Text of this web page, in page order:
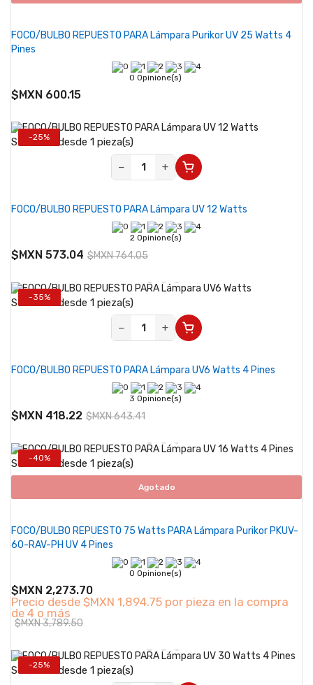
FOCO/BULBO REPUESTO PARA Lámpara Purikor UV 25 Watts 4
Pines
0 Opinione(s)
$MXN 600.15
-25%
Se vende desde 1 pieza(s)
−
+
FOCO/BULBO REPUESTO PARA Lámpara UV 12 Watts
2 Opinione(s)
$MXN 573.04 $MXN 764.05
-35%
Se vende desde 1 pieza(s)
−
+
FOCO/BULBO REPUESTO PARA Lámpara UV6 Watts 4 Pines
3 Opinione(s)
$MXN 418.22 $MXN 643.41
-40%
Se vende desde 1 pieza(s)
Agotado
FOCO/BULBO REPUESTO 75 Watts PARA Lámpara Purikor PKUV-
60-RAV-PH UV 4 Pines
0 Opinione(s)
$MXN 2,273.70
Precio desde $MXN 1,894.75 por pieza en la compra
de 4 o más
$MXN 3,789.50
-25%
Se vende desde 1 pieza(s)